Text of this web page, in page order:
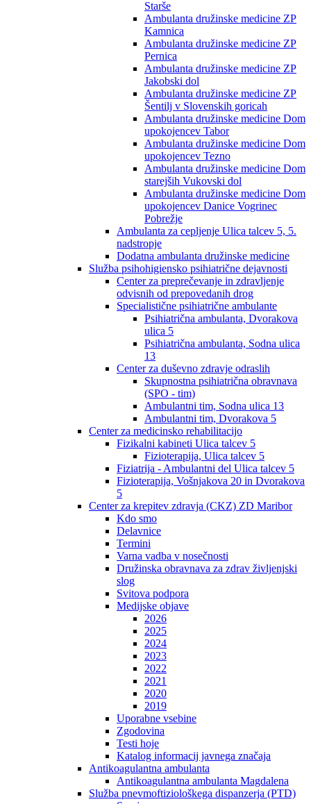
Starše
Ambulanta družinske medicine ZP
Kamnica
Ambulanta družinske medicine ZP
Pernica
Ambulanta družinske medicine ZP
Jakobski dol
Ambulanta družinske medicine ZP
Šentilj v Slovenskih goricah
Ambulanta družinske medicine Dom
upokojencev Tabor
Ambulanta družinske medicine Dom
upokojencev Tezno
Ambulanta družinske medicine Dom
starejših Vukovski dol
Ambulanta družinske medicine Dom
upokojencev Danice Vogrinec
Pobrežje
Ambulanta za cepljenje Ulica talcev 5, 5.
nadstropje
Dodatna ambulanta družinske medicine
Služba psihohigiensko psihiatrične dejavnosti
Center za preprečevanje in zdravljenje
odvisnih od prepovedanih drog
Specialistične psihiatrične ambulante
Psihiatrična ambulanta, Dvorakova
ulica 5
Psihiatrična ambulanta, Sodna ulica
13
Center za duševno zdravje odraslih
Skupnostna psihiatrična obravnava
(SPO - tim)
Ambulantni tim, Sodna ulica 13
Ambulantni tim, Dvorakova 5
Center za medicinsko rehabilitacijo
Fizikalni kabineti Ulica talcev 5
Fizioterapija, Ulica talcev 5
Fiziatrija - Ambulantni del Ulica talcev 5
Fizioterapija, Vošnjakova 20 in Dvorakova
5
Center za krepitev zdravja (CKZ) ZD Maribor
Kdo smo
Delavnice
Termini
Varna vadba v nosečnosti
Družinska obravnava za zdrav življenjski
slog
Svitova podpora
Medijske objave
2026
2025
2024
2023
2022
2021
2020
2019
Uporabne vsebine
Zgodovina
Testi hoje
Katalog informacij javnega značaja
Antikoagulantna ambulanta
Antikoagulantna ambulanta Magdalena
Služba pnevmoftiziološkega dispanzerja (PTD)